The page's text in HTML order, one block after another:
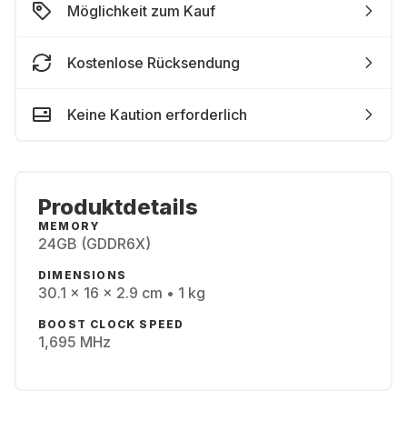
Möglichkeit zum Kauf
Kostenlose Rücksendung
Keine Kaution erforderlich
Produktdetails
MEMORY
24GB (GDDR6X)
DIMENSIONS
30.1 x 16 x 2.9 cm • 1 kg
BOOST CLOCK SPEED
1,695 MHz